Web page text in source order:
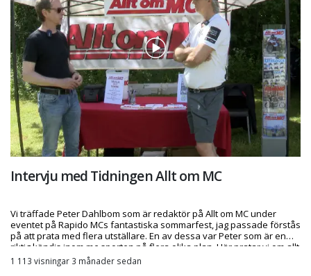
Intervju med Tidningen Allt om MC
Vi träffade Peter Dahlbom som är redaktör på Allt om MC under
eventet på Rapido MCs fantastiska sommarfest, jag passade förstås
på att prata med flera utställare. En av dessa var Peter som är en
riktig kändis inom mc-sporten på flera olika plan. Här pratar vi om allt
från tidningen, till behov av fler skribenter, om racing, framtiden med
kinesiska märken och mycket mer.
1 113 visningar 3 månader sedan